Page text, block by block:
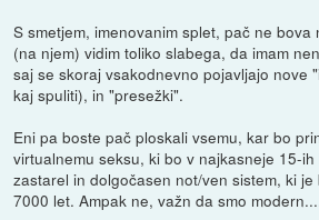
S smetjem, imenovanim splet, pač ne bova
(na njem) vidim toliko slabega, da imam
saj se skoraj vsakodnevno pojavljajo nove
kaj spuliti), in "presežki".
Eni pa boste pač ploskali vsemu, kar bo
virtualnemu seksu, ki bo v najkasneje 15-
zastarel in dolgočasen not/ven sistem, ki
7000 let. Ampak ne, važn da smo